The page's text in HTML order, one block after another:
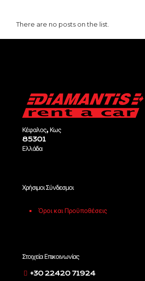
There are no posts on the list.
Κέφαλος, Κως
85301
Ελλάδα
Χρήσιμοι Σύνδεσμοι
Όροι και Προϋποθέσεις
Στοιχεία Επικοινωνίας
+30 22420 71924